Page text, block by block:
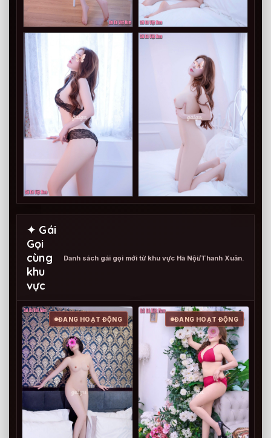
✦ Gái
Gọi
cùng
khu
vực
Danh sách gái gọi mới từ khu vực Hà Nội/Thanh Xuân.
ĐANG HOẠT ĐỘNG ĐANG HOẠT ĐỘNG